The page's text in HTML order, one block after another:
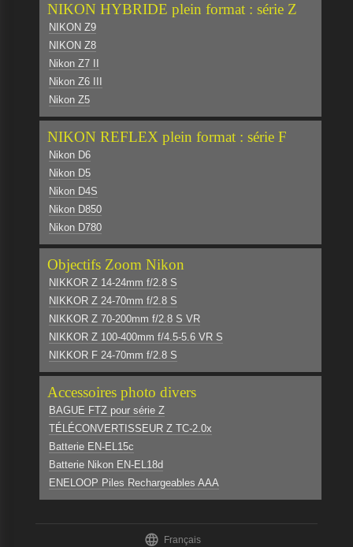
NIKON HYBRIDE plein format : série Z
NIKON Z9
NIKON Z8
Nikon Z7 II
Nikon Z6 III
Nikon Z5
NIKON REFLEX plein format : série F
Nikon D6
Nikon D5
Nikon D4S
Nikon D850
Nikon D780
Objectifs Zoom Nikon
NIKKOR Z 14-24mm f/2.8 S
NIKKOR Z 24-70mm f/2.8 S
NIKKOR Z 70-200mm f/2.8 S VR
NIKKOR Z 100-400mm f/4.5-5.6 VR S
NIKKOR F 24-70mm f/2.8 S
Accessoires photo divers
BAGUE FTZ pour série Z
TÉLÉCONVERTISSEUR Z TC-2.0x
Batterie EN-EL15c
Batterie Nikon EN-EL18d
ENELOOP Piles Rechargeables AAA
 Français